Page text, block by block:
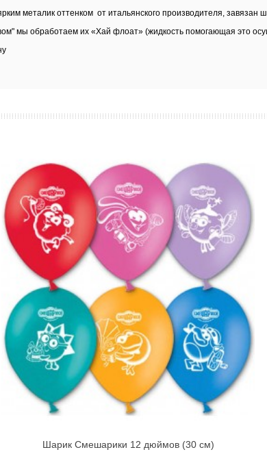
металик оттенком от итальянского производителя, завязан
мы обработаем их «Хай флоат» (жидкость помогающая это
Шарик Смешарики 12 дюймов (30 см)